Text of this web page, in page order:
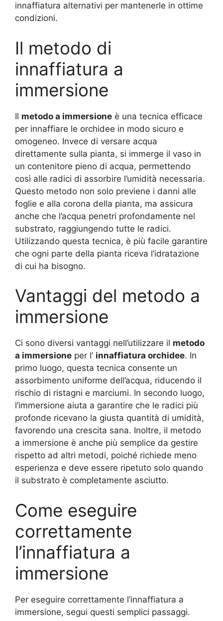
innaffiatura alternativi per mantenerle in ottime
condizioni.
Il metodo di
innaffiatura a
immersione
Il metodo a immersione è una tecnica efficace
per innaffiare le orchidee in modo sicuro e
omogeneo. Invece di versare acqua
direttamente sulla pianta, si immerge il vaso in
un contenitore pieno di acqua, permettendo
così alle radici di assorbire l’umidità necessaria.
Questo metodo non solo previene i danni alle
foglie e alla corona della pianta, ma assicura
anche che l’acqua penetri profondamente nel
substrato, raggiungendo tutte le radici.
Utilizzando questa tecnica, è più facile garantire
che ogni parte della pianta riceva l’idratazione
di cui ha bisogno.
Vantaggi del metodo a
immersione
Ci sono diversi vantaggi nell’utilizzare il metodo
a immersione per l’ innaffiatura orchidee. In
primo luogo, questa tecnica consente un
assorbimento uniforme dell’acqua, riducendo il
rischio di ristagni e marciumi. In secondo luogo,
l’immersione aiuta a garantire che le radici più
profonde ricevano la giusta quantità di umidità,
favorendo una crescita sana. Inoltre, il metodo
a immersione è anche più semplice da gestire
rispetto ad altri metodi, poiché richiede meno
esperienza e deve essere ripetuto solo quando
il substrato è completamente asciutto.
Come eseguire
correttamente
l’innaffiatura a
immersione
Per eseguire correttamente l’innaffiatura a
immersione, segui questi semplici passaggi.